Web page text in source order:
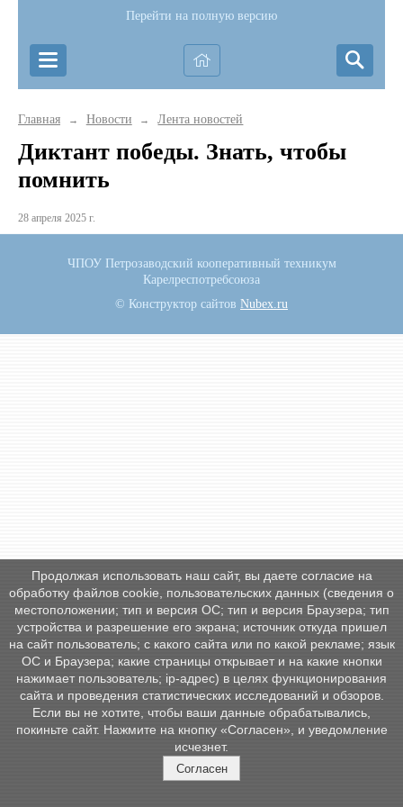
Перейти на полную версию
Главная → Новости → Лента новостей
Диктант победы. Знать, чтобы
помнить
28 апреля 2025 г.
ЧПОУ Петрозаводский кооперативный техникум
Карелреспотребсоюза
© Конструктор сайтов Nubex.ru
Продолжая использовать наш сайт, вы даете согласие на
обработку файлов cookie, пользовательских данных (сведения о
местоположении; тип и версия ОС; тип и версия Браузера; тип
устройства и разрешение его экрана; источник откуда пришел
на сайт пользователь; с какого сайта или по какой рекламе; язык
ОС и Браузера; какие страницы открывает и на какие кнопки
нажимает пользователь; ip-адрес) в целях функционирования
сайта и проведения статистических исследований и обзоров.
Если вы не хотите, чтобы ваши данные обрабатывались,
покиньте сайт. Нажмите на кнопку «Согласен», и уведомление
исчезнет.
Согласен